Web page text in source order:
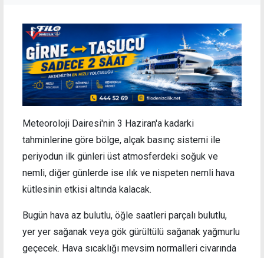
Meteoroloji Dairesi'nin 3 Haziran'a kadarki
tahminlerine göre bölge, alçak basınç sistemi ile
periyodun ilk günleri üst atmosferdeki soğuk ve
nemli, diğer günlerde ise ılık ve nispeten nemli hava
kütlesinin etkisi altında kalacak.
Bugün hava az bulutlu, öğle saatleri parçalı bulutlu,
yer yer sağanak veya gök gürültülü sağanak yağmurlu
geçecek. Hava sıcaklığı mevsim normalleri civarında